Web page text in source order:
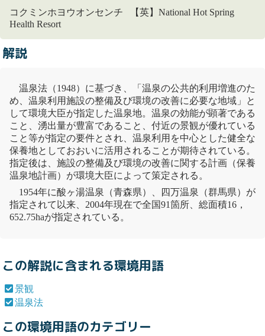
コクミンホヨウオンセンチ 【英】National Hot Spring
Health Resort
解説
温泉法 （1948）に基づき、「温泉の公共的利用増進のた
め、温泉利用施設の整備及び環境の改善に必要な地域」と
して環境大臣が指定した温泉地。温泉の効能が顕著である
こと、湧出量が豊富であること、付近の景観が優れている
こと等が指定の要件とされ、温泉利用を中心とした健全な
保養地としておおいに活用されることが期待されている。
指定後は、施設の整備及び環境の改善に関する計画（保養
温泉地計画）が環境大臣によって策定される。
1954年に酸ヶ湯温泉（青森県）、四万温泉（群馬県）が
指定されて以来、2004年現在で全国91箇所、総面積16，
652.75haが指定されている。
この解説に含まれる環境用語
景観
温泉法
この環境用語のカテゴリー